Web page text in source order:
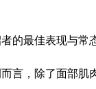
的最佳表现与常
言，除了面部肌